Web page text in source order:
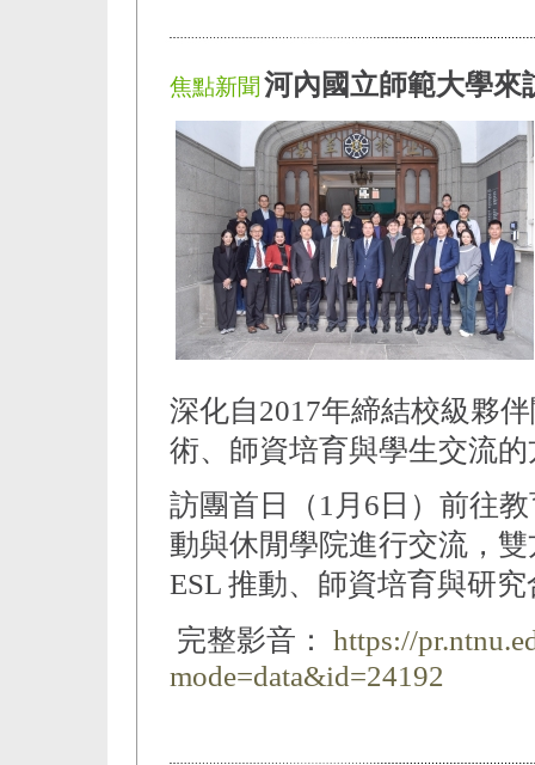
焦點新聞河內國立師範大學來
深化自2017年締結校級夥
術、師資培育與學生交流的
訪團首日（1月6日）前往
動與休閒學院進行交流，
ESL 推動、師資培育與研
完整影音：
https://
mode=data&id=24192